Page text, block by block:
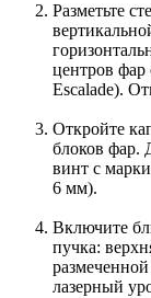
Разметьте
центров фар
Escalade).
Откройте
блоков фар.
винт с
6 мм).
Включите
пучка:
лазерный